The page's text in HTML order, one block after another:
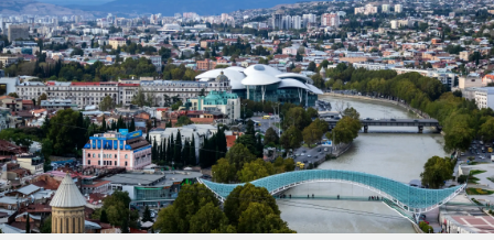
Gestion des freelances
Intégrez et gérez vos freelances partout dans le monde
PEO
Sous-traitez les opérations complexes liées à l’emploi
INFRASTRUCTURE
Intégration Remote
Comparer Remote
Examinez notre service par rapport aux autres
CROISSANCE
Start-ups
Des solutions agiles et internationales pour les RH et la
paie des entreprises en pleine croissance
pays
Calculateur de paiement des freelances
Découvrez les devises disponibles et les vitesses de
paiement pour vos freelances internationaux
APPRENDRE AVEC REMOTE
Recherche et guides
Nederlands
Français
Deutsch
Español
Connexion